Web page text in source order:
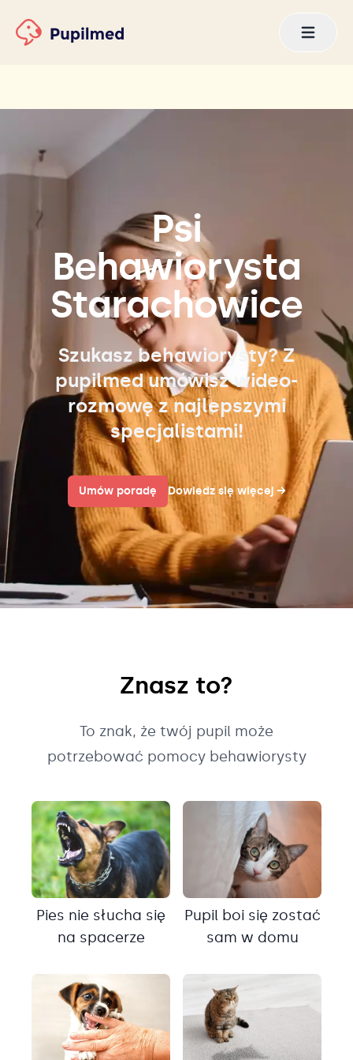
Psi
Behawiorysta
Starachowice
Szukasz behawiorysty? Z
pupilmed umówisz wideo-
rozmowę z najlepszymi
specjalistami!
Umów poradę Dowiedz się więcej →
Znasz to?
To znak, że twój pupil może
potrzebować pomocy behawiorysty
Pies nie słucha się
na spacerze
Pupil boi się zostać
sam w domu